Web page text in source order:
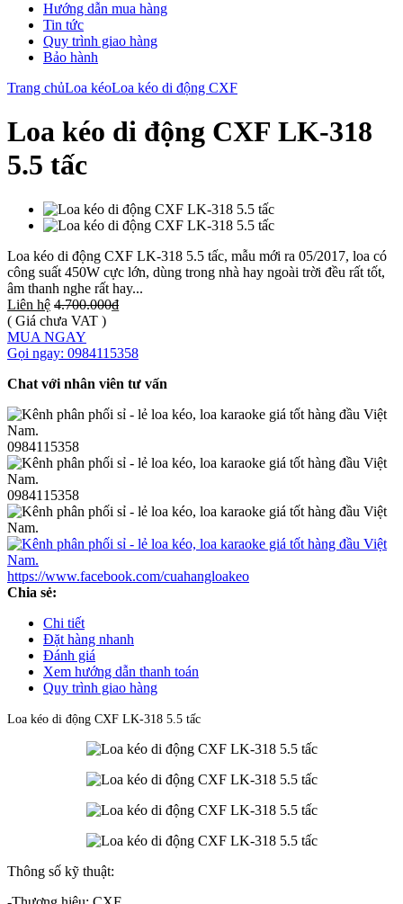
Hướng dẫn mua hàng
Tin tức
Quy trình giao hàng
Bảo hành
Trang chủLoa kéoLoa kéo di động CXF
Loa kéo di động CXF LK-318
5.5 tấc
Loa kéo di động CXF LK-318 5.5 tấc, mẫu mới ra 05/2017, loa có
công suất 450W cực lớn, dùng trong nhà hay ngoài trời đều rất tốt,
âm thanh nghe rất hay...
Liên hệ 4.700.000₫
( Giá chưa VAT )
MUA NGAY
Gọi ngay: 0984115358
Chat với nhân viên tư vấn
0984115358
0984115358
https://www.facebook.com/cuahangloakeo
Chia sẻ:
Chi tiết
Đặt hàng nhanh
Đánh giá
Xem hướng dẫn thanh toán
Quy trình giao hàng
Loa kéo di động CXF LK-318 5.5 tấc
Thông số kỹ thuật: